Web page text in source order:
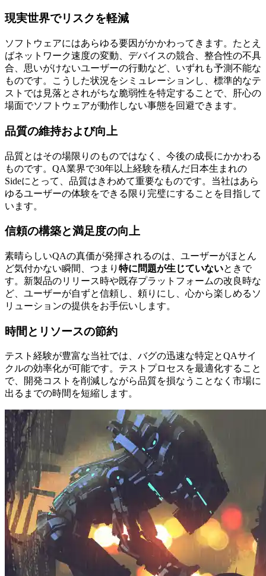
現実世界でリスクを軽減
ソフトウェアにはあらゆる要因がかかわってきます。たとえ
ばネットワーク速度の変動、デバイスの競合、整合性の不具
合、思いがけないユーザーの行動など、いずれも予測不能な
ものです。こうした状況をシミュレーションし、標準的なテ
ストでは見落とされがちな脆弱性を特定することで、肝心の
場面でソフトウェアが動作しない事態を回避できます。
品質の維持および向上
品質とはその場限りのものではなく、今後の成長にかかわる
ものです。QA業界で30年以上経験を積んだ日本生まれの
Sideにとって、品質はきわめて重要なものです。当社はあら
ゆるユーザーの体験をできる限り完璧にすることを目指して
います。
信頼の構築と満足度の向上
素晴らしいQAの真価が発揮されるのは、ユーザーがほとん
ど気付かない瞬間、つまり 特に問題が生じていないときで
す。新製品のリリース時や既存プラットフォームの改良時な
ど、ユーザーが自ずと信頼し、頼りにし、心から楽しめるソ
リューションの提供をお手伝いします。
時間とリソースの節約
テスト経験が豊富な当社では、バグの迅速な特定とQAサイ
クルの効率化が可能です。テストプロセスを最適化すること
で、開発コストを削減しながら品質を損なうことなく市場に
出るまでの時間を短縮します。